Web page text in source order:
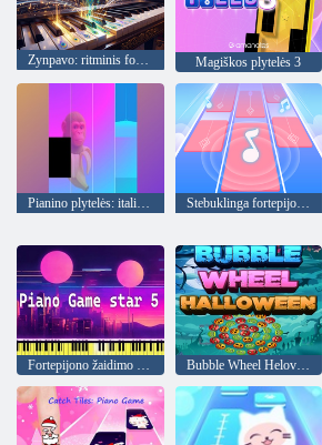
Zynpavo: ritminis fortepijonas Magiškos plytelės 3
Pianino plytelės: itališki smegenų smegenų gyvūnai
Stebuklinga fortepijono muzika
Fortepijono žaidimo žvaigždė 5 Bubble Wheel Helovinas